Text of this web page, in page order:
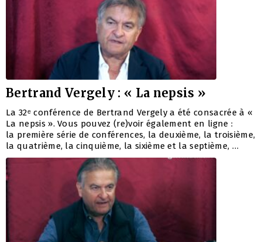
Bertrand Vergely : « La nepsis »
La 32ᵉ conférence de Bertrand Vergely a été consacrée à «
La nepsis ». Vous pouvez (re)voir également en ligne :
la première série de conférences, la deuxième, la troisième,
la quatrième, la cinquième, la sixième et la septième, …